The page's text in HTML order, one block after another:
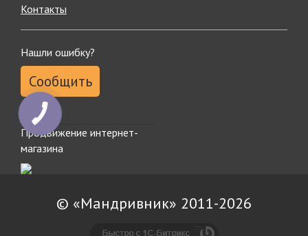
Контакты
Нашли ошибку?
Сообщить
Продвижение интернет-
магазина
© «Мандривник» 2011-2026
КНОПКА
ЗВ'ЯЗКУ